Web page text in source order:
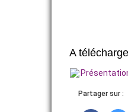
A
Partager sur :